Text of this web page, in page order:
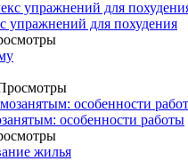
упражнений для похудения
особенности работы